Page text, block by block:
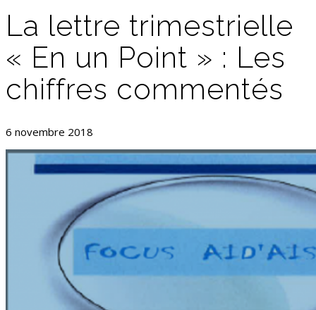
La lettre trimestrielle
« En un Point » : Les
chiffres commentés
6 novembre 2018